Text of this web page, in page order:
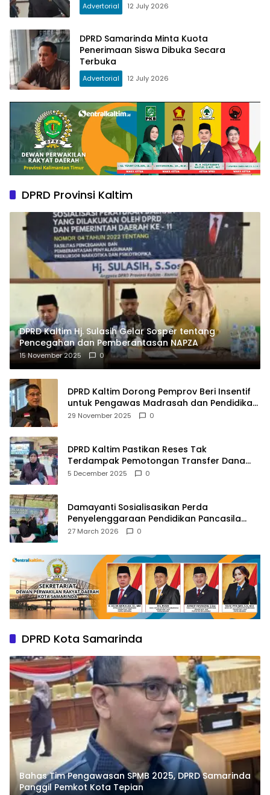
Advertorial 12 July 2026
DPRD Samarinda Minta Kuota
Penerimaan Siswa Dibuka Secara
Terbuka
Advertorial 12 July 2026
DPRD Provinsi Kaltim
DPRD Kaltim Hj. Sulasih Gelar Sosper tentang
Pencegahan dan Pemberantasan NAPZA
15 November 2025 0
DPRD Kaltim Dorong Pemprov Beri Insentif
untuk Pengawas Madrasah dan Pendidikan
Agama
29 November 2025 0
DPRD Kaltim Pastikan Reses Tak
Terdampak Pemotongan Transfer Dana
Pusat
5 December 2025 0
Damayanti Sosialisasikan Perda
Penyelenggaraan Pendidikan Pancasila
dan Wawasan Kebangsaan
27 March 2026 0
DPRD Kota Samarinda
Bahas Tim Pengawasan SPMB 2025, DPRD Samarinda
Panggil Pemkot Kota Tepian